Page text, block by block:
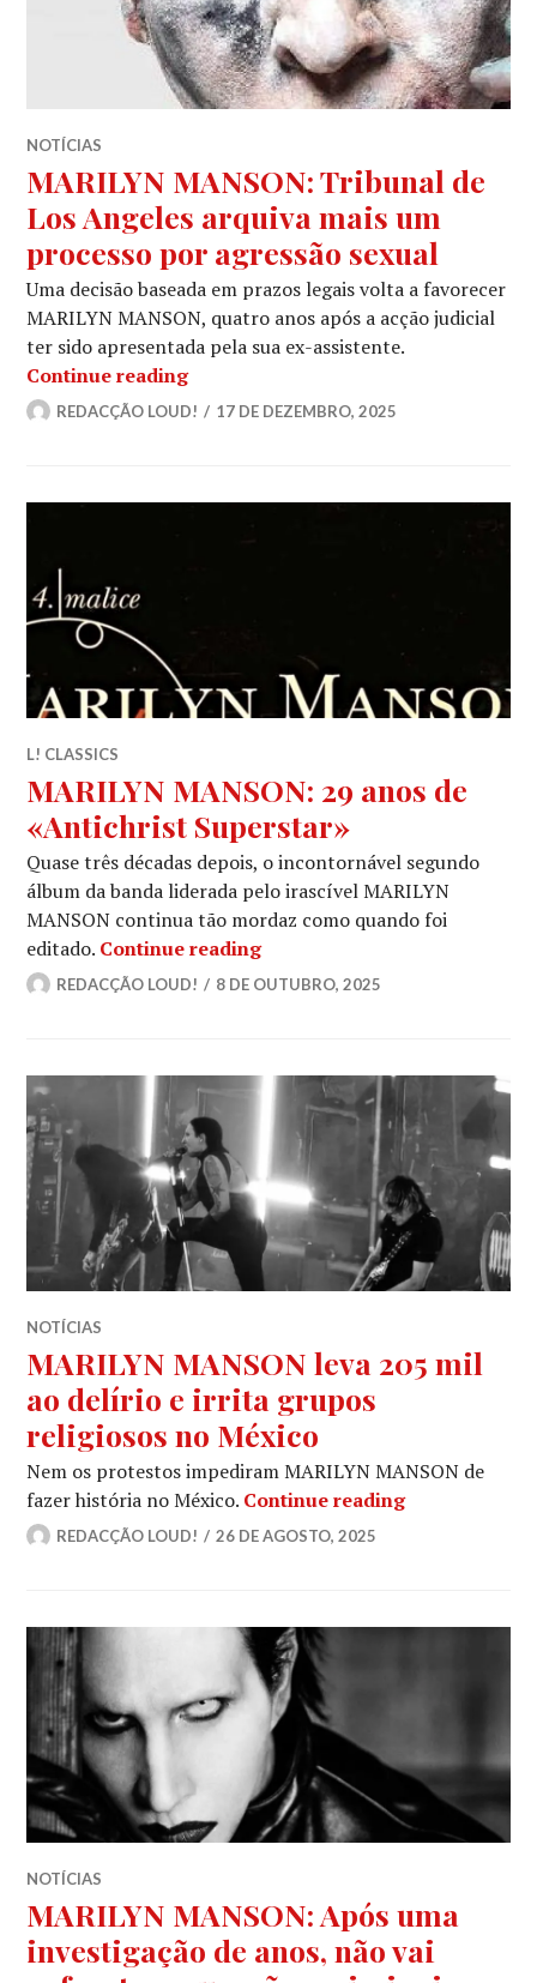
NOTÍCIAS
MARILYN MANSON: Tribunal de
Los Angeles arquiva mais um
processo por agressão sexual
Uma decisão baseada em prazos legais volta a favorecer
MARILYN MANSON, quatro anos após a acção judicial
ter sido apresentada pela sua ex-assistente.
Continue readingMARILYN MANSON: Tribunal de
REDACÇÃO LOUD! 17 DE DEZEMBRO, 2025
L! CLASSICS
MARILYN MANSON: 29 anos de
«Antichrist Superstar»
Quase três décadas depois, o incontornável segundo
álbum da banda liderada pelo irascível MARILYN
MANSON continua tão mordaz como quando foi
editado. Continue readingMARILYN MANSON: 29
REDACÇÃO LOUD! 8 DE OUTUBRO, 2025
NOTÍCIAS
MARILYN MANSON leva 205 mil
ao delírio e irrita grupos
religiosos no México
Nem os protestos impediram MARILYN MANSON de
fazer história no México. Continue readingMARILYN
REDACÇÃO LOUD! 26 DE AGOSTO, 2025
NOTÍCIAS
MARILYN MANSON: Após uma
investigação de anos, não vai